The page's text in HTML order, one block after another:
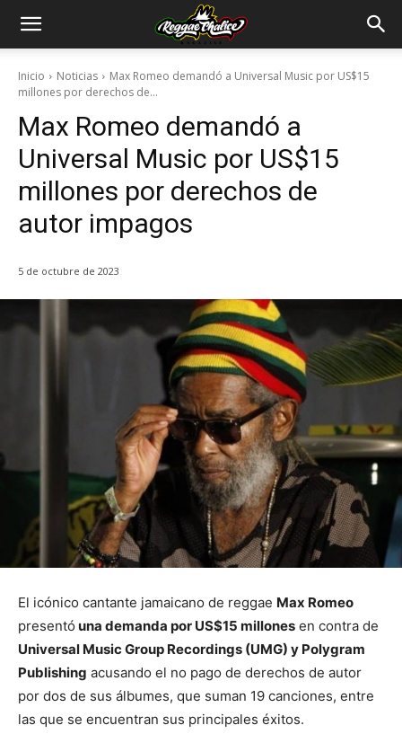
Inicio Noticias
Max Romeo demandó a Universal Music por US$15
millones por derechos de...
Max Romeo demandó a
Universal Music por US$15
millones por derechos de
autor impagos
5 de octubre de 2023
El icónico cantante jamaicano de reggae Max Romeo
presentó una demanda por US$15 millones en contra de
Universal Music Group Recordings (UMG) y Polygram
Publishing acusando el no pago de derechos de autor
por dos de sus álbumes, que suman 19 canciones, entre
las que se encuentran sus principales éxitos.